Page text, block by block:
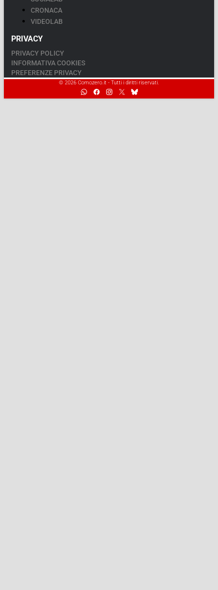
CRONACA
VIDEOLAB
PRIVACY
PRIVACY POLICY
INFORMATIVA COOKIES
PREFERENZE PRIVACY
© 2026 Comozero.it - Tutti i diritti riservati.